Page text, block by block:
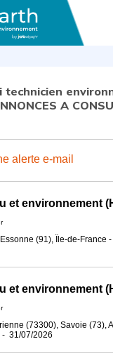
technicien
A
alerte e-mail
et environnement
(91), Île-de-France -
et environnement
(73300), Savoie (73),
- 31/07/2026